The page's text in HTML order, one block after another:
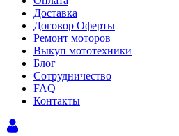
Доставка
Договор Оферты
Ремонт моторов
Выкуп мототехники
Блог
Сотрудничество
FAQ
Контакты